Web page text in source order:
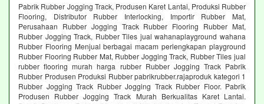
Pabrik Rubber Jogging Track, Produsen Karet Lantai, Produksi Rubber
Flooring, Distributor Rubber Interlocking, Importir Rubber Mat,
Perusahaan Rubber Jogging Track Rubber Flooring Rubber Mat,
Rubber Jogging Track, Rubber Tiles jual wahanaplayground wahana
Rubber Flooring Menjual berbagai macam perlengkapan playground
Rubber Flooring Rubber Mat, Rubber Jogging Track, Rubber Tiles jual
rubber flooring murah harga rubber Rubber Jogging Track Pabrik
Rubber Produsen Produksi Rubber pabrikrubber.rajaproduk kategori 1
Rubber Jogging Track Rubber Jogging Track Rubber Floor. Pabrik
Produsen Rubber Jogging Track Murah Berkualitas Karet Lantai.